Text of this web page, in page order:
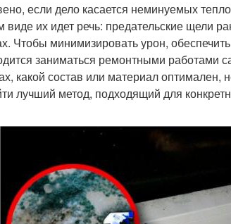
если дело касается неминуемых
их идет речь: предательские щели
Чтобы минимизировать урон,
заниматься ремонтными работами
какой состав или материал
лучший метод, подходящий для